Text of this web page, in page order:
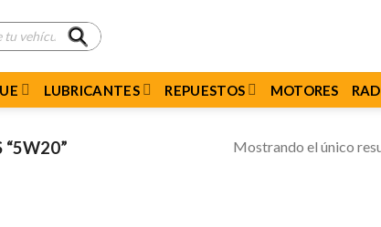
LUBRICANTES REPUESTOS MOTORES
“5W20” Mostrando el único